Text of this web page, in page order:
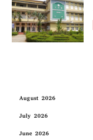
August 2026
July 2026
June 2026